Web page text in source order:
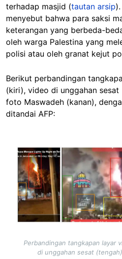
terhadap masjid (tautan arsip
menyebut bahwa para saksi
keterangan yang berbeda-
oleh warga Palestina yang
polisi atau oleh granat kejut
Berikut perbandingan
(kiri), video di unggahan sesat
foto Maswadeh (kanan),
ditandai AFP:
Image
Perbandingan tangkapan layar
di unggahan sesat